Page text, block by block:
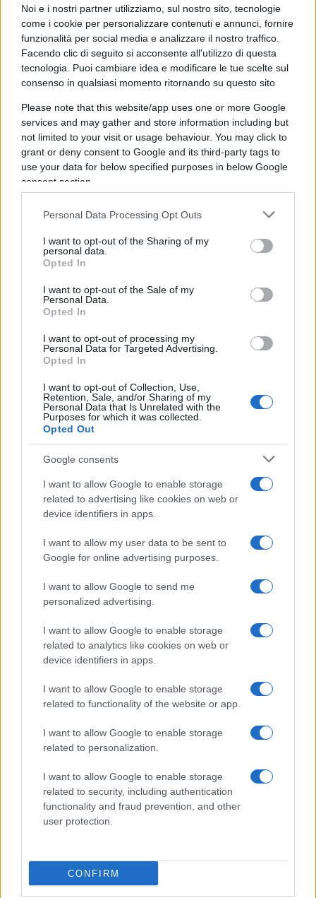
Noi e i nostri partner utilizziamo, sul nostro sito, tecnologie
come i cookie per personalizzare contenuti e annunci, fornire
funzionalità per social media e analizzare il nostro traffico.
Facendo clic di seguito si acconsente all'utilizzo di questa
tecnologia. Puoi cambiare idea e modificare le tue scelte sul
consenso in qualsiasi momento ritornando su questo sito
Please note that this website/app uses one or more Google
services and may gather and store information including but
not limited to your visit or usage behaviour. You may click to
grant or deny consent to Google and its third-party tags to
use your data for below specified purposes in below Google
consent section.
Personal Data Processing Opt Outs
I want to opt-out of the Sharing of my
personal data.
Opted In
I want to opt-out of the Sale of my
Personal Data.
Opted In
I want to opt-out of processing my
Personal Data for Targeted Advertising.
Opted In
I want to opt-out of Collection, Use,
Retention, Sale, and/or Sharing of my
Personal Data that Is Unrelated with the
Purposes for which it was collected.
Opted Out
Google consents
I want to allow Google to enable storage
related to advertising like cookies on web or
device identifiers in apps.
I want to allow my user data to be sent to
Google for online advertising purposes.
I want to allow Google to send me
personalized advertising.
I want to allow Google to enable storage
related to analytics like cookies on web or
device identifiers in apps.
I want to allow Google to enable storage
related to functionality of the website or app.
I want to allow Google to enable storage
related to personalization.
I want to allow Google to enable storage
related to security, including authentication
functionality and fraud prevention, and other
user protection.
CONFIRM
133
Leggi i commenti
Vignetta del 04/08/2026
Siamo un Paese morto: tre
ragazzini vendono limonata
per comprare il Ciao e
vengono denunciati
Il sogno di tre amici: comprarsi un motorino. Ma
un solerte cittadino li segnala alla polizia. Un
esempio di libertà ucciso da regole e burocrazia
Alessandro Bonelli